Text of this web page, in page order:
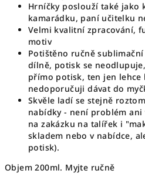
Hrníčky poslouží také jako
kamarádku, paní učitelku
Velmi kvalitní zpracování,
motiv
Potištěno ručně
dílně, potisk se
přímo potisk, ten jen lehce
nedoporučuji dávat do
Skvěle ladí se stejně
nabídky - není problém
na zakázku na talířek i
skladem nebo v nabídce,
potisk).
Objem 200ml. Myjte ručně